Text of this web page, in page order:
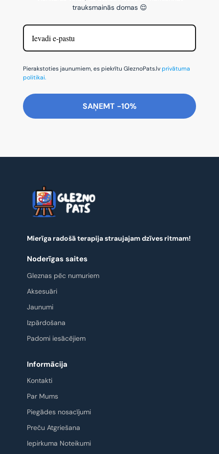
trauksmainās domas 😌
Pierakstoties jaunumiem, es piekrītu GleznoPats.lvprivātuma
politikai.
SAŅEMT -10%
Mierīga radošā terapija straujajam dzīves ritmam!
Noderīgas saites
Gleznas pēc numuriem
Aksesuāri
Jaunumi
Izpārdošana
Padomi iesācējiem
Informācija
Kontakti
Par Mums
Piegādes nosacījumi
Preču Atgriešana
Iepirkuma Noteikumi